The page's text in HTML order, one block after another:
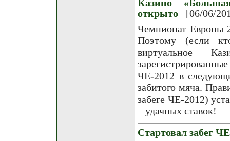
Казино
открыто
[06/06/
Чемпионат Европы
Поэтому (если
виртуальное
ЧЕ-2012 в
забитого мяча.
забеге ЧЕ-2012)
– удачных ставок!
Стартовал забег